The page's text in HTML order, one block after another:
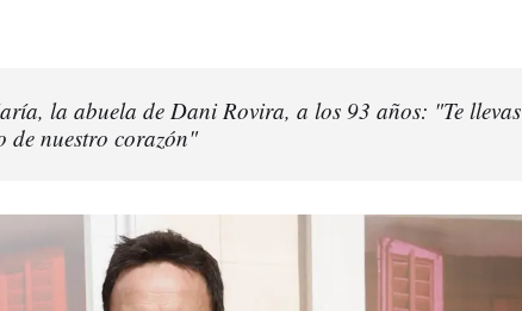
la abuela de Dani Rovira, a los 93 años: "Te llevas
de nuestro corazón"